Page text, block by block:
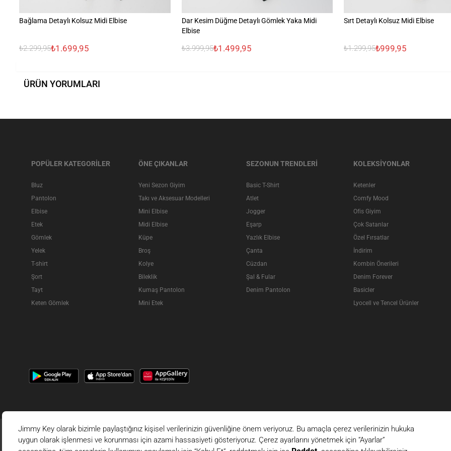
Bağlama Detaylı Kolsuz Midi Elbise
₺2.299,95₺1.699,95
Dar Kesim Düğme Detaylı Gömlek Yaka Midi
Elbise
₺3.999,95₺1.499,95
Sırt Detaylı Kolsuz Midi Elbise
₺1.299,95₺999,95
ÜRÜN YORUMLARI
POPÜLER KATEGORİLER
Bluz
Pantolon
Elbise
Etek
Gömlek
Yelek
T-shirt
Şort
Tayt
Keten Gömlek
ÖNE ÇIKANLAR
Yeni Sezon Giyim
Takı ve Aksesuar Modelleri
Mini Elbise
Midi Elbise
Küpe
Broş
Kolye
Bileklik
Kumaş Pantolon
Mini Etek
SEZONUN TRENDLERİ
Basic T-Shirt
Atlet
Jogger
Eşarp
Yazlık Elbise
Çanta
Cüzdan
Şal & Fular
Denim Pantolon
KOLEKSİYONLAR
Ketenler
Comfy Mood
Ofis Giyim
Çok Satanlar
Özel Fırsatlar
İndirim
Kombin Önerileri
Denim Forever
Basicler
Lyocell ve Tencel Ürünler